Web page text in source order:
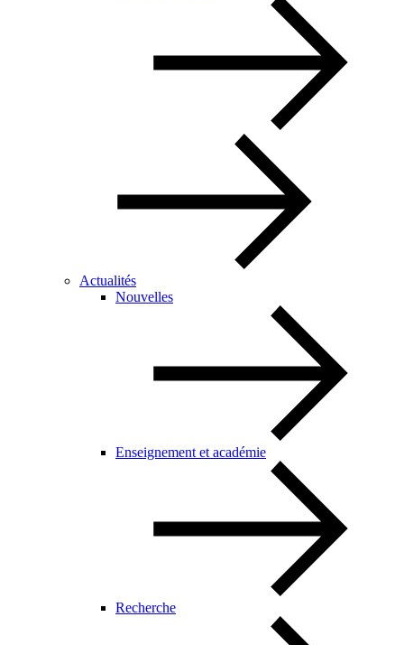
Actualités
Nouvelles
Enseignement et académie
Recherche